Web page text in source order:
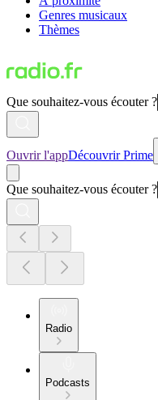
Genres musicaux
Thèmes
Que souhaitez-vous écouter ?
Ouvrir l'appDécouvrir Prime
Que souhaitez-vous écouter ?
Radio
Podcasts